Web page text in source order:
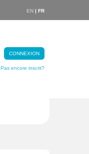
EN | FR
CONNEXION
Pas encore inscrit?